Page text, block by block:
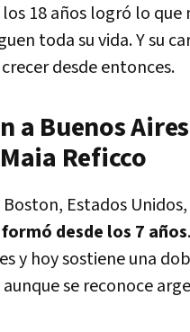
18 años logró lo que
toda su vida. Y su
desde entonces.
a Buenos
Reficco
Boston, Estados
desde los 7 años
y hoy sostiene una
se reconoce